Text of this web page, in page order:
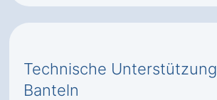
Technische
Banteln